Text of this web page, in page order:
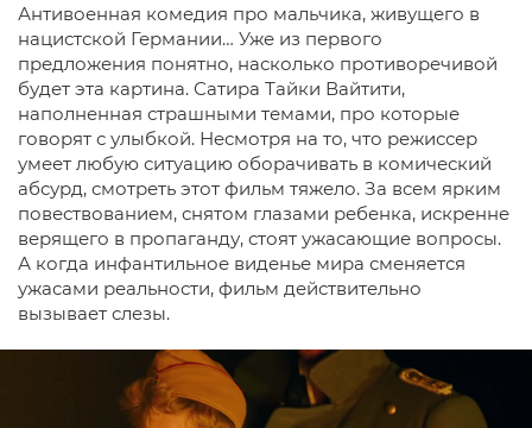
Антивоенная комедия про мальчика, живущего в
нацистской Германии… Уже из первого
предложения понятно, насколько противоречивой
будет эта картина. Сатира Тайки Вайтити,
наполненная страшными темами, про которые
говорят с улыбкой. Несмотря на то, что режиссер
умеет любую ситуацию оборачивать в комический
абсурд, смотреть этот фильм тяжело. За всем ярким
повествованием, снятом глазами ребенка, искренне
верящего в пропаганду, стоят ужасающие вопросы.
А когда инфантильное виденье мира сменяется
ужасами реальности, фильм действительно
вызывает слезы.